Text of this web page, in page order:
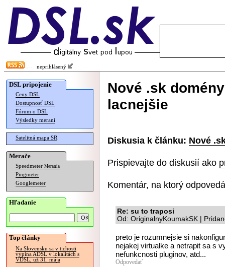
neprihlásený
DSL pripojenie
Ceny DSL
Dostupnosť DSL
Fórum o DSL
Výsledky meraní
Satelitná mapa SR
Merače
Speedmeter Merania
Pingmeter
Googlemeter
Hľadanie
Top články
Na Slovensku sa v tichosti
vypína ADSL v lokalitách s
VDSL, už 31. mája
Nové .sk
lacnejšie
Diskusia k článku: Nové
Prispievajte do diskusií ako
Komentár, na ktorý
Re: su to traposi
Od: OriginalnyKoumakSK |
preto je rozumnejsie si
nejakej virtualke a netrapit sa s
nefunkcnosti pluginov, atd...
Odpovedať